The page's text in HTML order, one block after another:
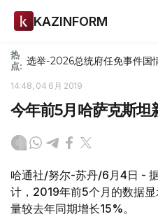
KAZINFORM
热
点: 选举-2026总统府任免事件国
14:48, 04 6月 2019
今年前5月哈萨克斯坦
哈通社/努尔-苏丹/6月4日 -
计，2019年前5个月的数据
量较去年同期增长15%。